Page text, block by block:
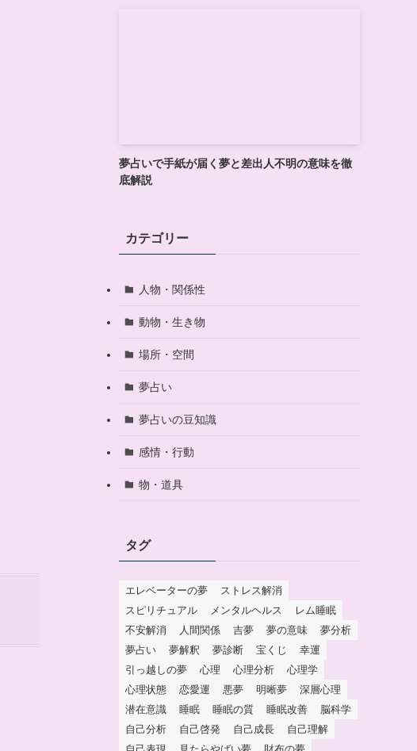
夢占いで手紙が届く夢と差出人不明の意味を徹
底解説
カテゴリー
人物・関係性
動物・生き物
場所・空間
夢占い
夢占いの豆知識
感情・行動
物・道具
タグ
エレベーターの夢
ストレス解消
スピリチュアル
メンタルヘルス
レム睡眠
不安解消
人間関係 吉夢 夢の意味
夢分析
夢占い
夢解釈 夢診断 宝くじ
幸運
引っ越しの夢
心理 心理分析
心理学
心理状態
恋愛運 悪夢 明晰夢
深層心理
潜在意識
睡眠 睡眠の質 睡眠改善
脳科学
自己分析
自己啓発 自己成長
自己理解